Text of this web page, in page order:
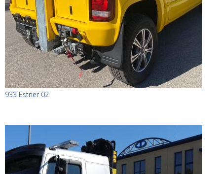
933 Estner 02